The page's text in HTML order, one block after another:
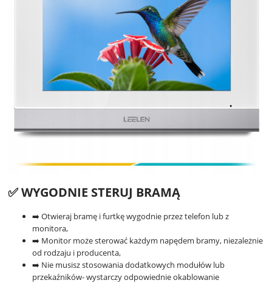
✅ WYGODNIE STERUJ BRAMĄ
➡️ Otwieraj bramę i furtkę wygodnie przez telefon lub z
monitora,
➡️ Monitor może sterować każdym napędem bramy, niezależnie
od rodzaju i producenta,
➡️ Nie musisz stosowania dodatkowych modułów lub
przekaźników- wystarczy odpowiednie okablowanie